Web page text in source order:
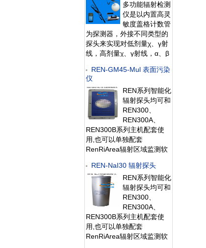
RenRiRate辐射剂量管理软
件可将存储的
多功能辐射检测
仪是以内置高灵
敏度盖格计数管
为探测器，外接不同类型的
探头来实现对低剂量χ、γ射
线，高剂量χ、γ射线，α、β
为多功能辐射巡测仪，能显
示工作场所的辐射值，自动
连续测量和记录280万条辐
射剂量率数据，更换
REN-GM45-Mul 表面污染
仪
REN系列智能化
辐射探头均可和
REN300、
REN300A、
REN300B系列主机配套使
用,也可以单独配套
RenRiArea辐射区域监测软
RS485/RS232的通讯能力。
所有探头均可单独外接报警
灯，在超阈值的情况下就地
给出声光报警。 1、测量射
线类型：α、β、γ、X射线
2、探测器：
REN-NaI30 辐射探头
REN系列智能化
辐射探头均可和
REN300、
REN300A、
REN300B系列主机配套使
用,也可以单独配套
RenRiArea辐射区域监测软